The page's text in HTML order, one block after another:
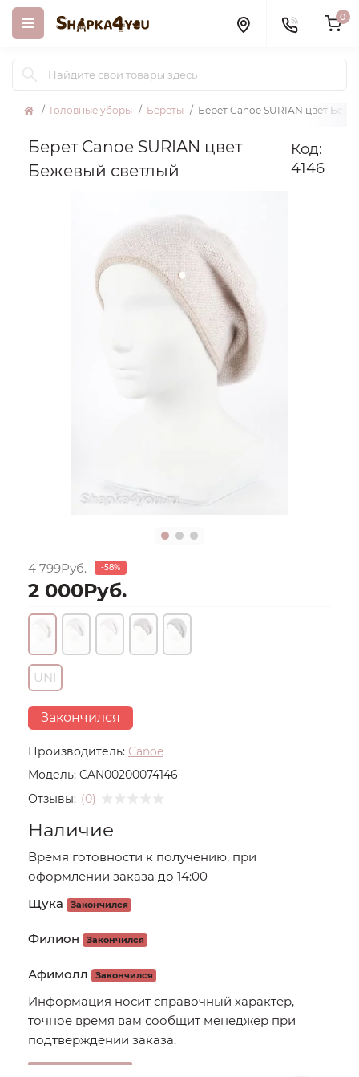
0
Головные уборы Береты Берет Canoe SURIAN цвет
Берет Canoe SURIAN цвет
Бежевый светлый
Код:
4146
Производитель: Canoe
Модель: CAN00200074146
Отзывы: (0)
4 799Руб. -58%
2 000Руб.
UNI
Закончился
Наличие
Время готовности к получению, при
оформлении заказа до 14:00
Щука
Закончился
Филион Закончился
Афимолл Закончился
Информация носит справочный характер,
точное время вам сообщит менеджер при
подтверждении заказа.